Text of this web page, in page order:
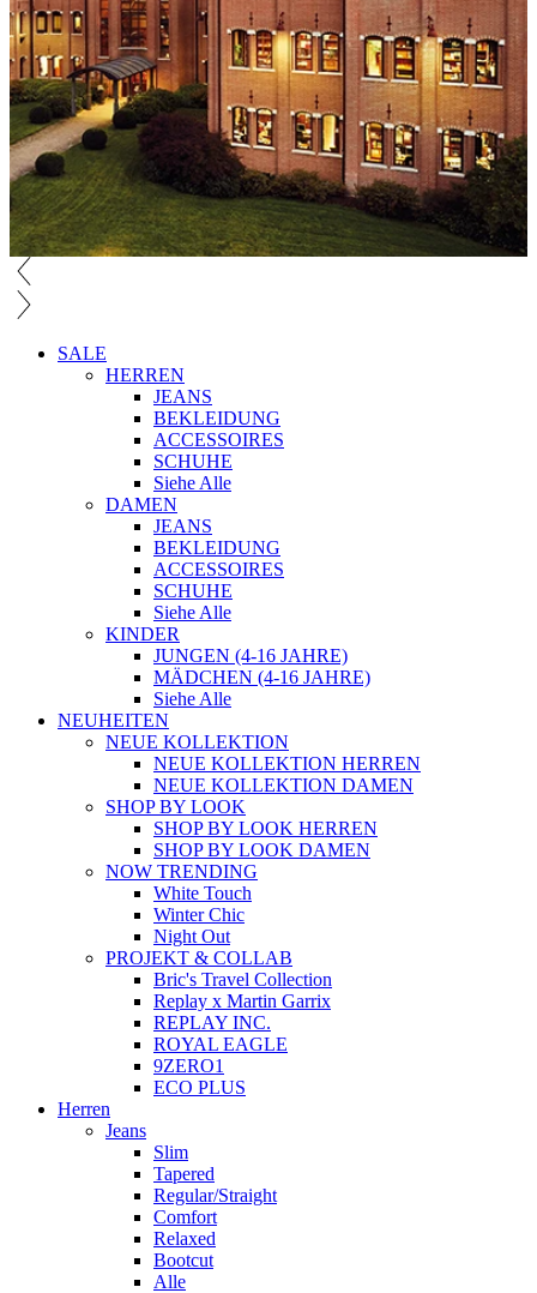
SALE
HERREN
JEANS
BEKLEIDUNG
ACCESSOIRES
SCHUHE
Siehe Alle
DAMEN
JEANS
BEKLEIDUNG
ACCESSOIRES
SCHUHE
Siehe Alle
KINDER
JUNGEN (4-16 JAHRE)
MÄDCHEN (4-16 JAHRE)
Siehe Alle
NEUHEITEN
NEUE KOLLEKTION
NEUE KOLLEKTION HERREN
NEUE KOLLEKTION DAMEN
SHOP BY LOOK
SHOP BY LOOK HERREN
SHOP BY LOOK DAMEN
NOW TRENDING
White Touch
Winter Chic
Night Out
PROJEKT & COLLAB
Bric's Travel Collection
Replay x Martin Garrix
REPLAY INC.
ROYAL EAGLE
9ZERO1
ECO PLUS
Herren
Jeans
Slim
Tapered
Regular/Straight
Comfort
Relaxed
Bootcut
Alle